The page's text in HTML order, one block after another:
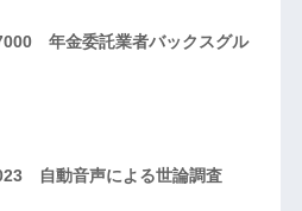
年金委託業者バックスグル
自動音声による世論調査